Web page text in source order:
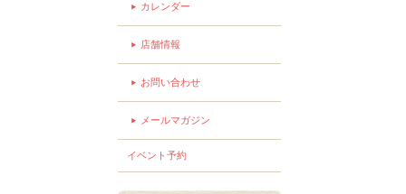
カレンダー
店舗情報
お問い合わせ
メールマガジン
イベント予約